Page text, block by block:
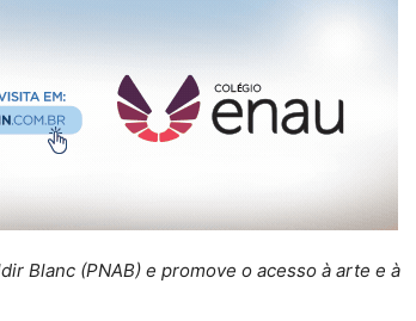
Blanc (PNAB) e promove o acesso à arte e à